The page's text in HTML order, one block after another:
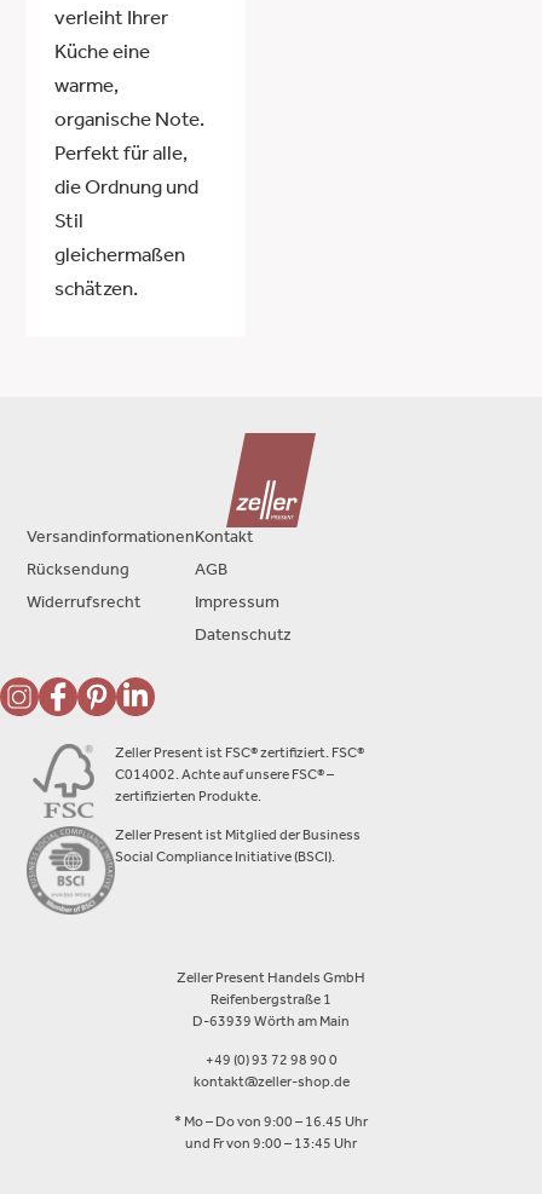
verleiht Ihrer
Küche eine
warme,
organische Note.
Perfekt für alle,
die Ordnung und
Stil
gleichermaßen
schätzen.
Zeller Present ist FSC® zertifiziert. FSC®
C014002. Achte auf unsere FSC® –
zertifizierten Produkte.
Zeller Present ist Mitglied der Business
Social Compliance Initiative (BSCI).
Zeller Present Handels GmbH
Reifenbergstraße 1
D-63939 Wörth am Main
+49 (0) 93 72 98 90 0
kontakt@zeller-shop.de
* Mo – Do von 9:00 – 16.45 Uhr
und Fr von 9:00 – 13:45 Uhr
Versandinformationen
Rücksendung
Widerrufsrecht
Kontakt
AGB
Impressum
Datenschutz